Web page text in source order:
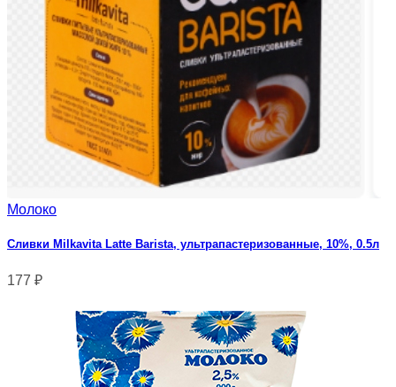
Молоко
Сливки Milkavita Latte Barista, ультрапастеризованные, 10%, 0.5л
177 ₽